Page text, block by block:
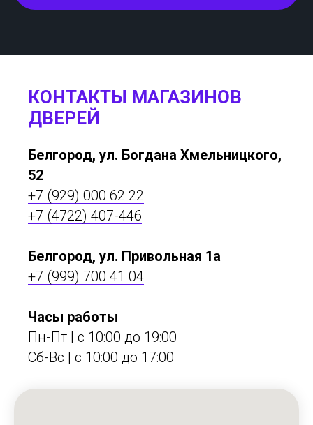
КОНТАКТЫ МАГАЗИНОВ
ДВЕРЕЙ
Белгород, ул. Богдана Хмельницкого,
52
+7 (929) 000 62 22
+7 (4722) 407-446
Белгород, ул. Привольная 1а
+7 (999) 700 41 04
Часы работы
Пн-Пт | с 10:00 до 19:00
Сб-Вс | c 10:00 до 17:00